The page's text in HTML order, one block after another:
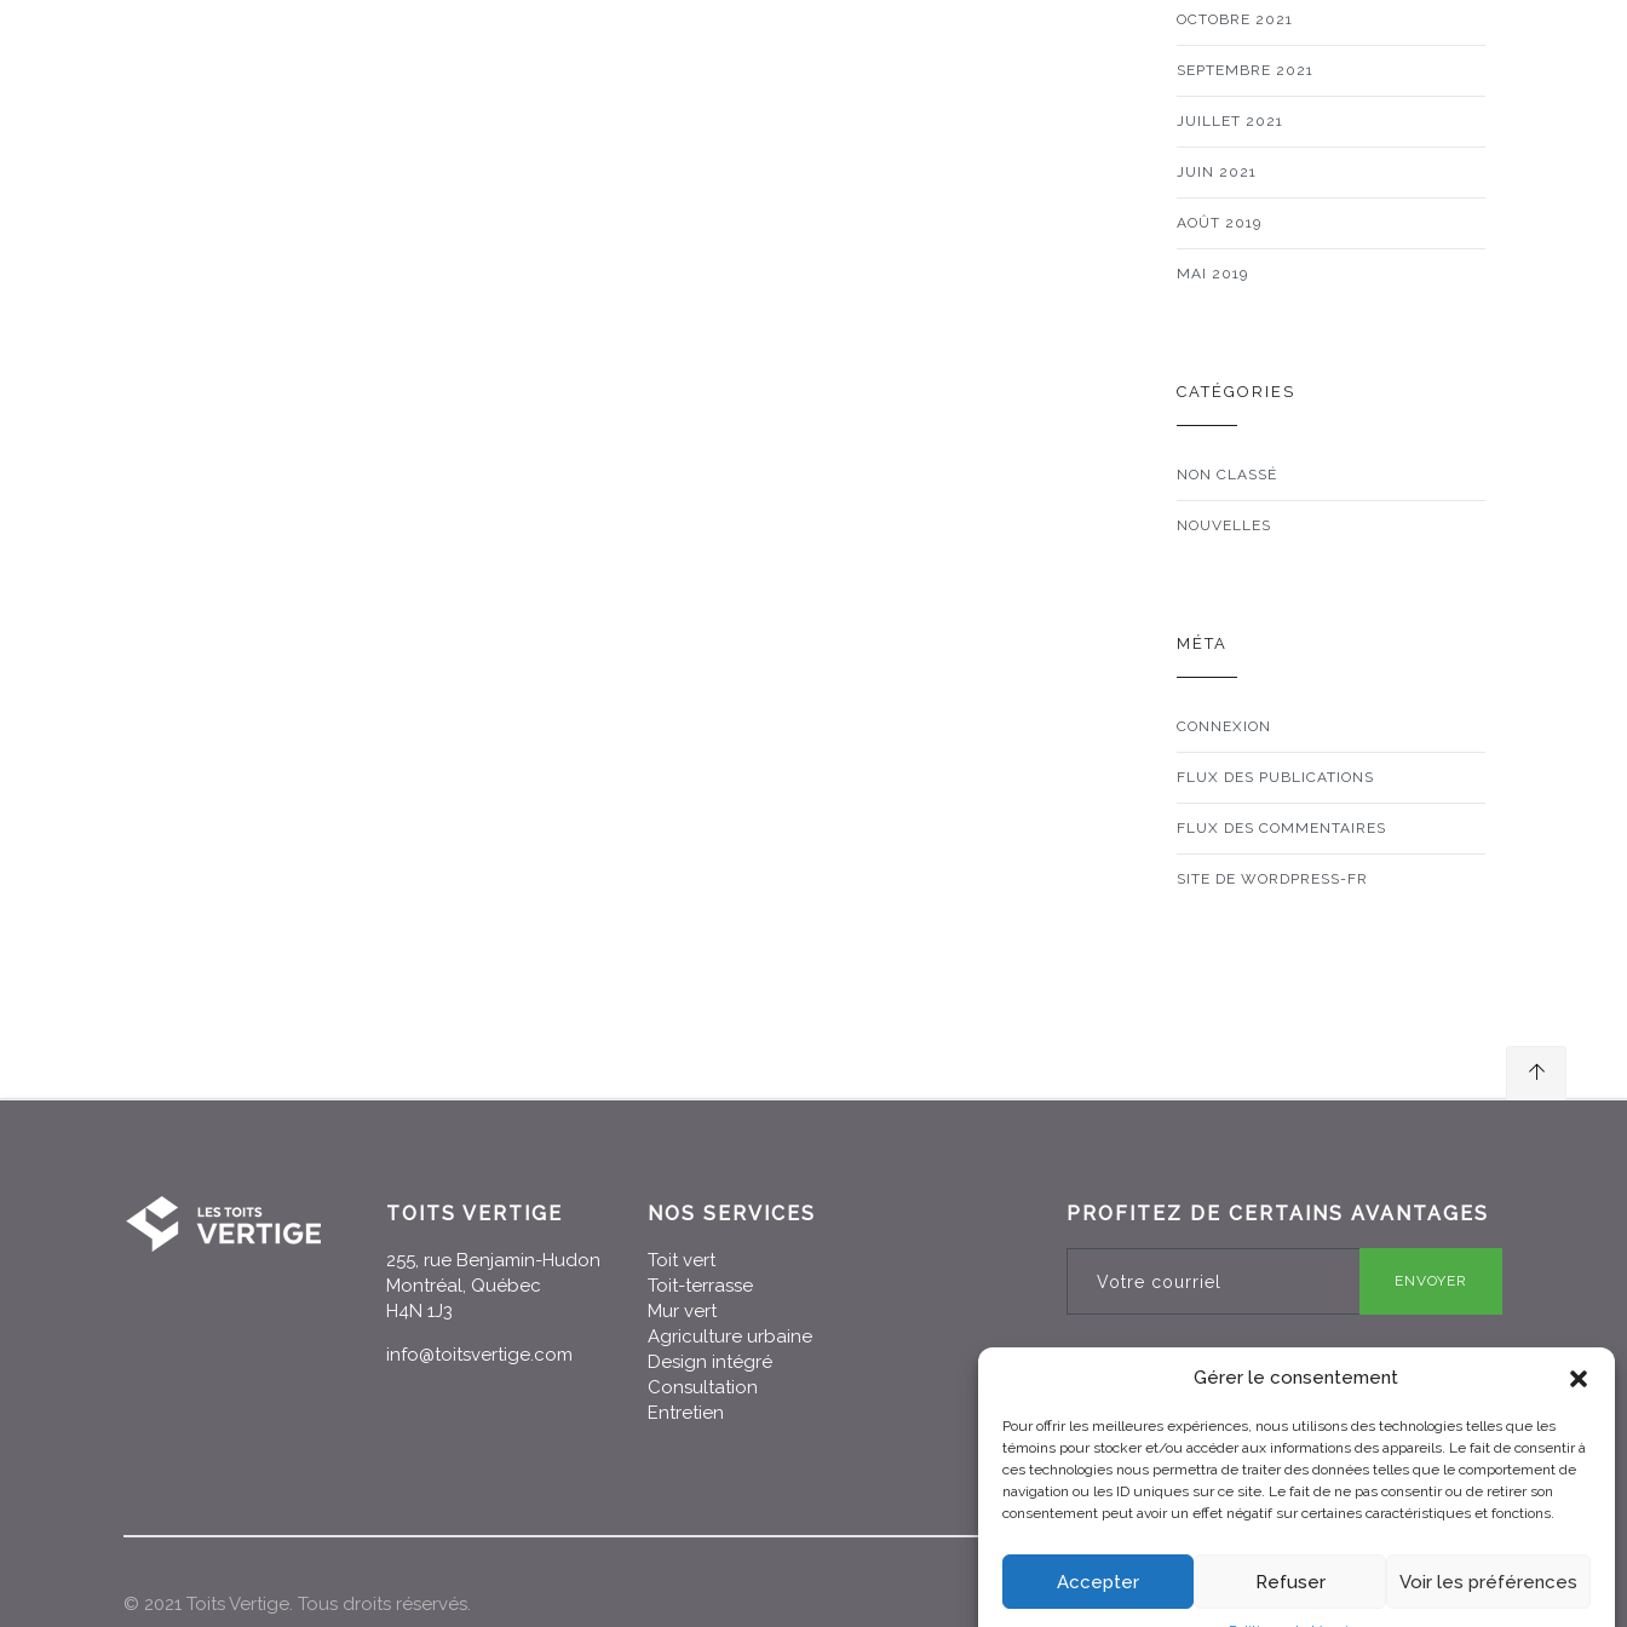
Gérer le consentement
Pour offrir les meilleures expériences, nous utilisons des technologies telles que les
témoins pour stocker et/ou accéder aux informations des appareils. Le fait de consentir à
ces technologies nous permettra de traiter des données telles que le comportement de
navigation ou les ID uniques sur ce site. Le fait de ne pas consentir ou de retirer son
consentement peut avoir un effet négatif sur certaines caractéristiques et fonctions.
Accepter Refuser Voir les préférences
OCTOBRE 2021
SEPTEMBRE 2021
JUILLET 2021
JUIN 2021
AOÛT 2019
MAI 2019
CATÉGORIES
NON CLASSÉ
NOUVELLES
MÉTA
CONNEXION
FLUX DES PUBLICATIONS
FLUX DES COMMENTAIRES
SITE DE WORDPRESS-FR
TOITS VERTIGE
255, rue Benjamin-Hudon
Montréal, Québec
H4N 1J3
info@toitsvertige.com
NOS SERVICES
Toit vert
Toit-terrasse
Mur vert
Agriculture urbaine
Design intégré
Consultation
Entretien
PROFITEZ DE CERTAINS AVANTAGES
ENVOYER
© 2021 Toits Vertige. Tous droits réservés.